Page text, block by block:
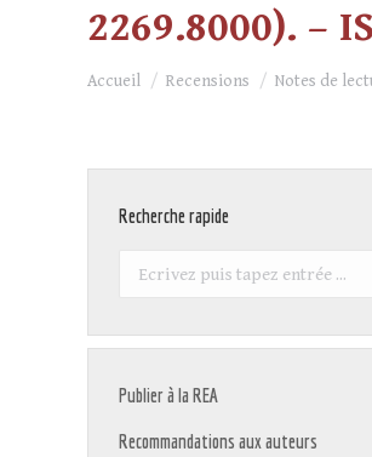
2269.8000). –
Vous êtes ici :
Accueil Recensions Notes de
Recherche rapide
Recherche
Publier à la REA
Recommandations aux auteurs